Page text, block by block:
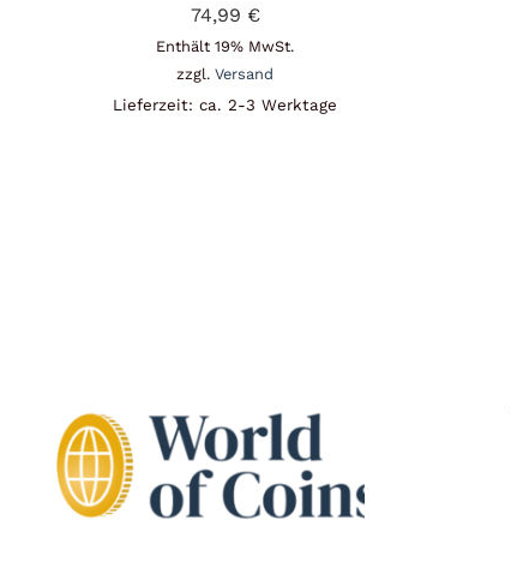
74,99 €
Enthält 19% MwSt.
zzgl.Versand
Lieferzeit: ca. 2-3 Werktage